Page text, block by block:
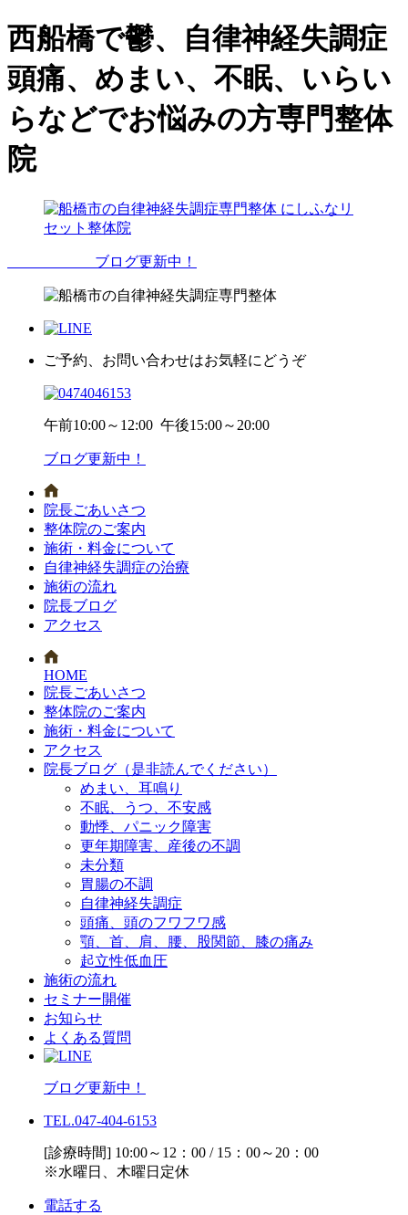
西船橋で鬱、自律神経失調症
頭痛、めまい、不眠、いらい
らなどでお悩みの方専門整体
院
ブログ更新中！
ご予約、お問い合わせはお気軽にどうぞ
午前10:00～12:00 午後15:00～20:00
ブログ更新中！
院長ごあいさつ
整体院のご案内
施術・料金について
自律神経失調症の治療
施術の流れ
院長ブログ
アクセス
HOME
院長ごあいさつ
整体院のご案内
施術・料金について
アクセス
院長ブログ（是非読んでください）
めまい、耳鳴り
不眠、うつ、不安感
動悸、パニック障害
更年期障害、産後の不調
未分類
胃腸の不調
自律神経失調症
頭痛、頭のフワフワ感
顎、首、肩、腰、股関節、膝の痛み
起立性低血圧
施術の流れ
セミナー開催
お知らせ
よくある質問
ブログ更新中！
TEL.047-404-6153
[診療時間] 10:00～12：00 / 15：00～20：00
※水曜日、木曜日定休
電話する